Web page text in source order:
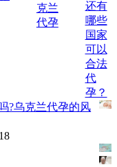
克兰
代孕
还有
哪些
国家
可以
合法
代
孕？
?乌克兰代孕的风